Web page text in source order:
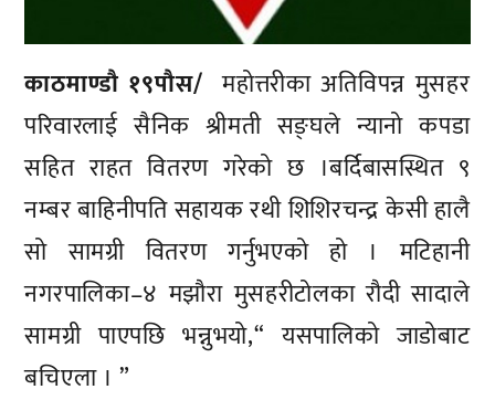
काठमाण्डाै १९पाैस/ महोत्तरीका अतिविपन्न मुसहर
परिवारलाई सैनिक श्रीमती सङ्घले न्यानो कपडा
सहित राहत वितरण गरेको छ ।बर्दिबासस्थित ९
नम्बर बाहिनीपति सहायक रथी शिशिरचन्द्र केसी हालै
सो सामग्री वितरण गर्नुभएको हो । मटिहानी
नगरपालिका–४ मझौरा मुसहरीटोलका रौदी सादाले
सामग्री पाएपछि भन्नुभयो,“ यसपालिको जाडोबाट
बचिएला । ”